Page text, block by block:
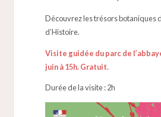
Découvrez les trésors botaniques
d’Histoire.
Visite guidée du parc de
juin à 15h. Gratuit.
Durée de la visite : 2h